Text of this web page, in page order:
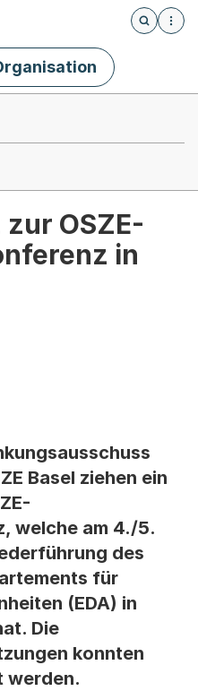
Öffnet
OSZE-
in
Basel ziehen ein
welche am 4./5.
des
für
(EDA) in
Die
konnten
werden.